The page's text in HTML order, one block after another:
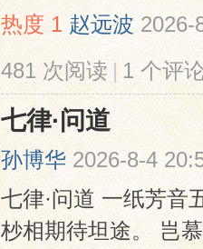
热度1 赵远波 2026-
481 次阅读 | 1 个评
七律·问道
孙博华 2026-8-4
七律·问道 一纸芳音
杪相期待坦途。 岂